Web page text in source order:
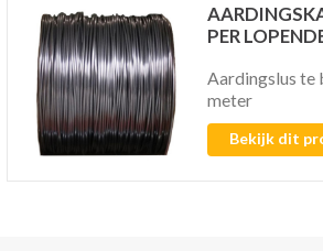
PER
Aardingslus te
meter
Bekijk dit